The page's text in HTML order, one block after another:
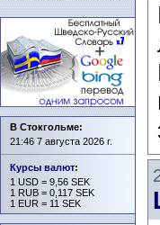
В Стокгольме:
21:46 7 августа 2026 г.
Курсы валют:
1 USD = 9,56 SEK
1 RUB = 0,117 SEK
1 EUR = 11 SEK